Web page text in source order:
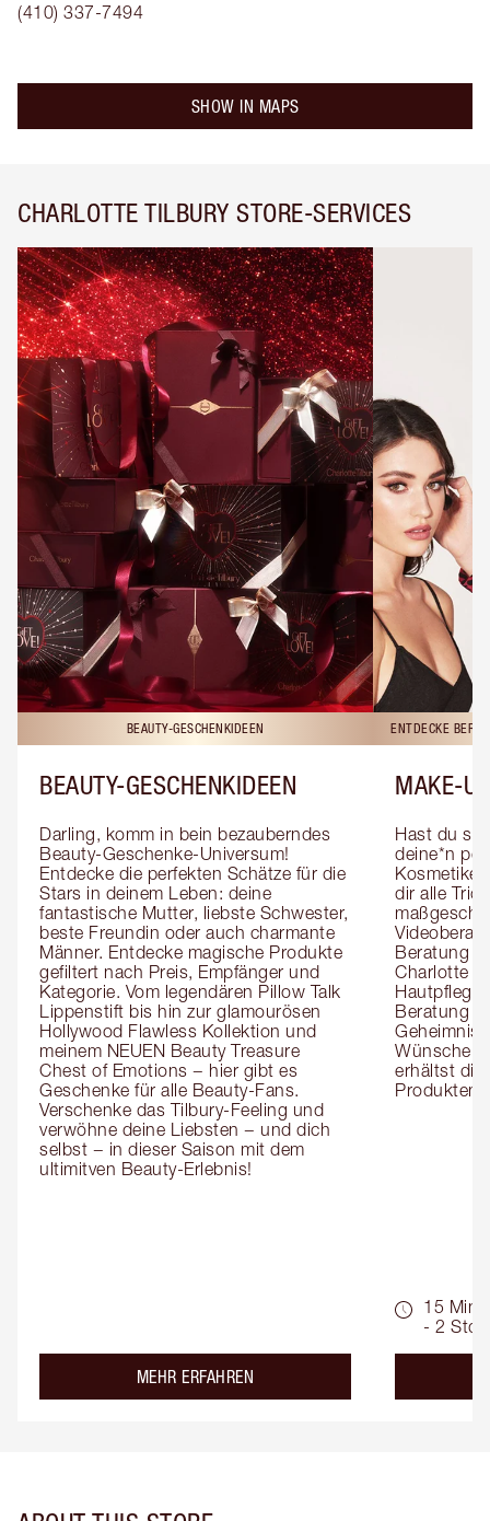
(410) 337-7494
SHOW IN MAPS
CHARLOTTE TILBURY STORE-SERVICES
BEAUTY-GESCHENKIDEEN
BEAUTY-GESCHENKIDEEN
Darling, komm in bein bezauberndes
Beauty-Geschenke-Universum!
Entdecke die perfekten Schätze für die
Stars in deinem Leben: deine
fantastische Mutter, liebste Schwester,
beste Freundin oder auch charmante
Männer. Entdecke magische Produkte
gefiltert nach Preis, Empfänger und
Kategorie. Vom legendären Pillow Talk
Lippenstift bis hin zur glamourösen
Hollywood Flawless Kollektion und
meinem NEUEN Beauty Treasure
Chest of Emotions − hier gibt es
Geschenke für alle Beauty-Fans.
Verschenke das Tilbury-Feeling und
verwöhne deine Liebsten − und dich
selbst − in dieser Saison mit dem
ultimitven Beauty-Erlebnis!
MEHR ERFAHREN
ENTDECKE
MAKE-
Hast du
deine*n
dir alle
Beratung
Charlotte
Beratung
Wünsche
erhältst die
15 Min.
- 2 Std.